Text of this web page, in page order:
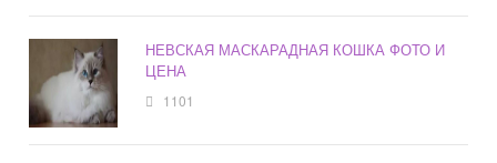
НЕВСКАЯ МАСКАРАДНАЯ КОШКА ФОТО И
ЦЕНА
1101